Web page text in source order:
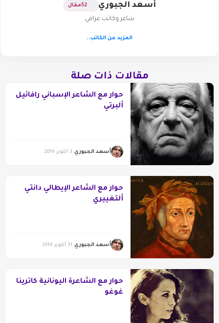
أسعد الجبوري 52مقال
شاعر وكاتب عراقي
المزيد عن الكاتب..
مقالات ذات صلة
حوار مع الشاعر الإسباني رافائيل
ألبرتي
أسعد الجبوري 3 أكتوبر 2019
حوار مع الشاعر الإيطالي دانتي
ألتغييري
أسعد الجبوري 31 أكتوبر 2019
حوار مع الشاعرة اليونانية كاترينا
غوغو